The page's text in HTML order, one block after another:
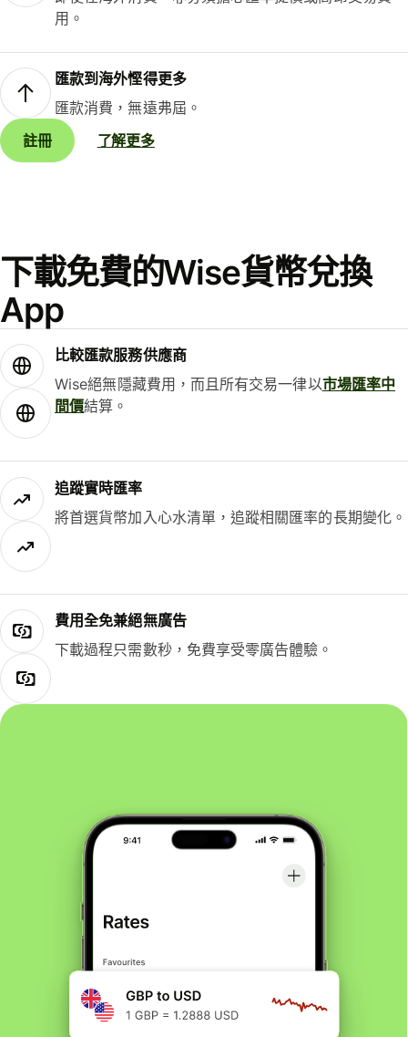
用。
匯款到海外慳得更多
匯款消費，無遠弗屆。
註冊
了解更多
下載免費的Wise貨幣兌換
App
比較匯款服務供應商
Wise絕無隱藏費用，而且所有交易一律以市場匯率中
間價結算。
追蹤實時匯率
將首選貨幣加入心水清單，追蹤相關匯率的長期變化。
費用全免兼絕無廣告
下載過程只需數秒，免費享受零廣告體驗。